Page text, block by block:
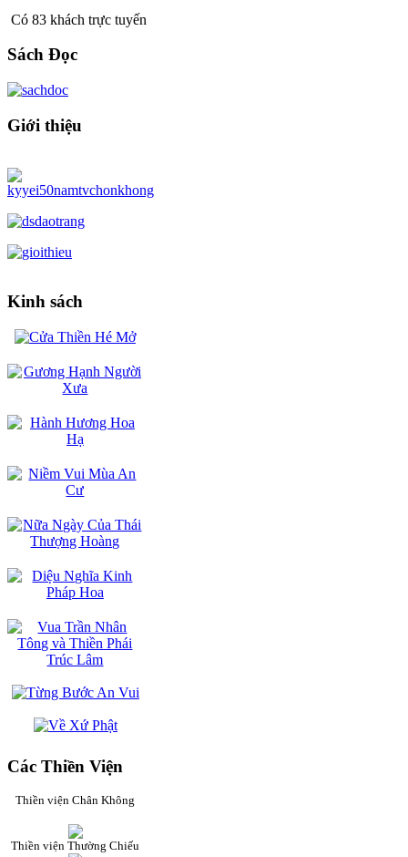
Có 83 khách trực tuyến
Sách Đọc
Giới thiệu
Kinh sách
Các Thiền Viện
Thiền viện Chân Không
Thiền viện Thường Chiếu